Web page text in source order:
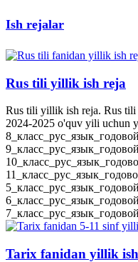
Ish rejalar
Rus tili yillik ish reja
Rus tili yillik ish reja. Rus
2024-2025 o'quv yili uchun
Tarix fanidan yillik